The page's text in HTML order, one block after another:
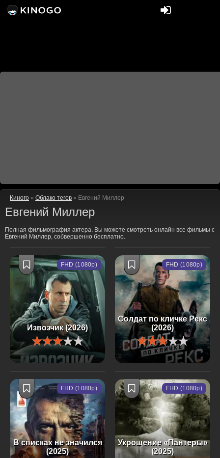
Киного » Облако тегов » Евгений Миллер
Евгений Миллер
Полная фильмография актера. Вы можете смотреть онлайн все фильмы с
Евгений Миллер, собвершенно бесплатно.
Извозчик (2026)
FHD (1080p)
Солдат по кличке Рекс
(2026)
FHD (1080p)
В списках не значился
(2025)
FHD (1080p)
Укрощение «Пантеры»
(2025)
FHD (1080p)